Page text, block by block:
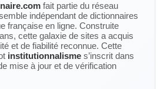
fait partie du réseau
indépendant de dictionnaires
française en ligne. Construite
cette galaxie de sites a acquis
et de fiabilité reconnue. Cette
institutionnalisme s’inscrit dans
mise à jour et de vérification